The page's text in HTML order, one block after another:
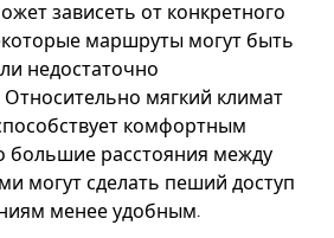
зависеть от конкретного
маршруты могут быть
недостаточно
мягкий климат
комфортным
большие расстояния между
могут сделать пеший доступ
менее удобным.